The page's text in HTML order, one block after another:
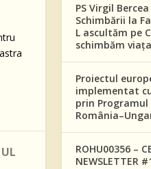
PS Virgil
Schimbării la
L ascultăm pe
schimbăm
Proiectul
implementat
prin Programul
ROHU00356 –
NEWSLETTER